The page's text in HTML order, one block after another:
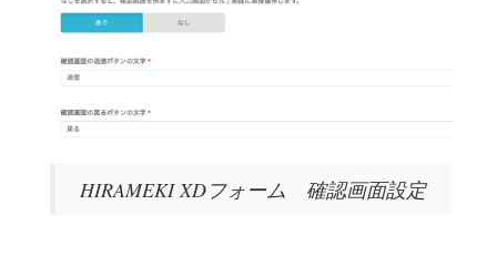
HIRAMEKI XDフォーム 確認画面設定